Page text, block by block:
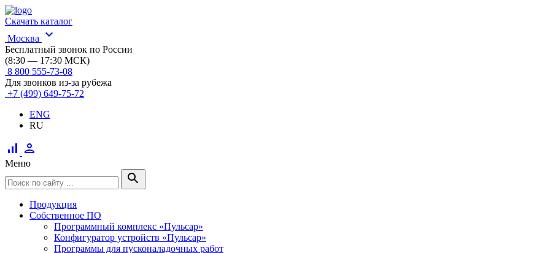
Скачать каталог
Москва
expand_more
Бесплатный звонок по России
(8:30 — 17:30 МСК)
8 800 555-73-08
Для звонков из-за рубежа
+7 (499) 649-75-72
ENG
RU
signal_cellular_alt person
Меню
search
Продукция
Собственное ПО
Программный комплекс «Пульсар»
Конфигуратор устройств «Пульсар»
Программы для пусконаладочных работ